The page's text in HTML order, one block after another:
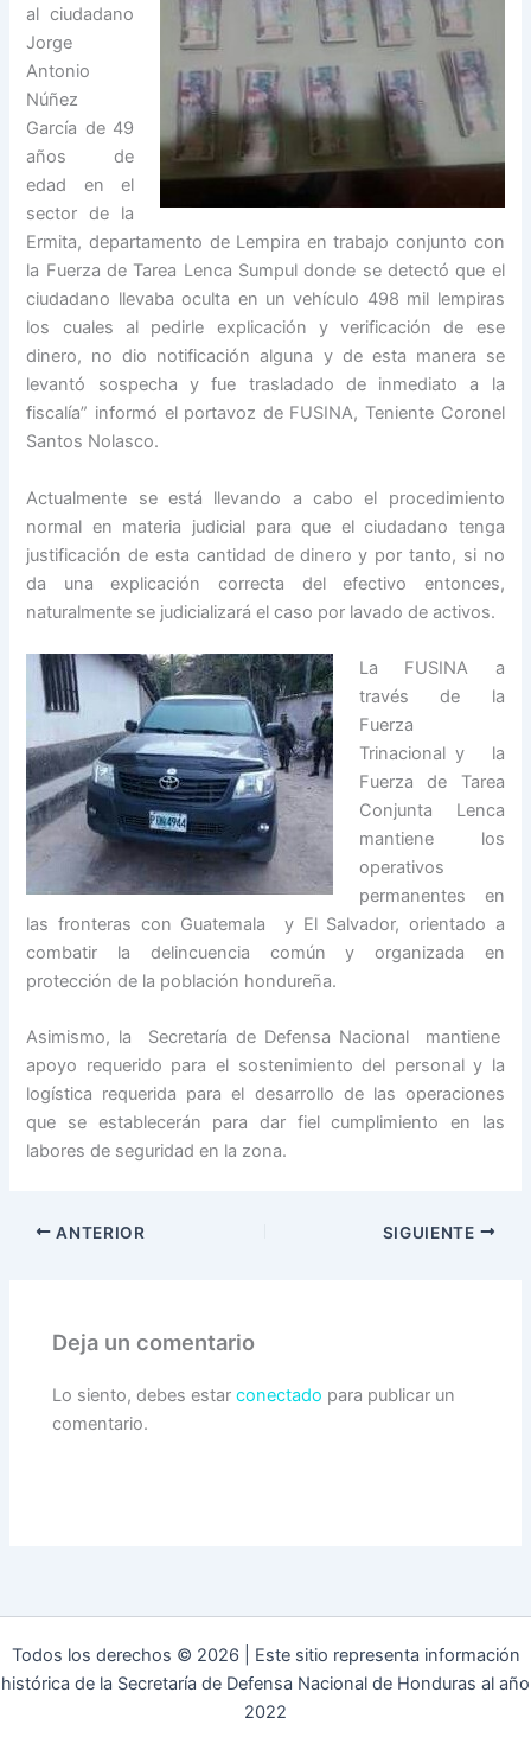
al ciudadano
Jorge
Antonio
Núñez
García de 49
años de
edad en el
sector de la
Ermita, departamento de Lempira en trabajo conjunto con
la Fuerza de Tarea Lenca Sumpul donde se detectó que el
ciudadano llevaba oculta en un vehículo 498 mil lempiras
los cuales al pedirle explicación y verificación de ese
dinero, no dio notificación alguna y de esta manera se
levantó sospecha y fue trasladado de inmediato a la
fiscalía” informó el portavoz de FUSINA, Teniente Coronel
Santos Nolasco.
Actualmente se está llevando a cabo el procedimiento
normal en materia judicial para que el ciudadano tenga
justificación de esta cantidad de dinero y por tanto, si no
da una explicación correcta del efectivo entonces,
naturalmente se judicializará el caso por lavado de activos.
La FUSINA a
través de la
Fuerza
Trinacional y la
Fuerza de Tarea
Conjunta Lenca
mantiene los
operativos
permanentes en
las fronteras con Guatemala y El Salvador, orientado a
combatir la delincuencia común y organizada en
protección de la población hondureña.
Asimismo, la Secretaría de Defensa Nacional mantiene
apoyo requerido para el sostenimiento del personal y la
logística requerida para el desarrollo de las operaciones
que se establecerán para dar fiel cumplimiento en las
labores de seguridad en la zona.
ANTERIOR SIGUIENTE
Deja un comentario
Lo siento, debes estarconectado para publicar un
comentario.
Todos los derechos © 2026 | Este sitio representa información
histórica de la Secretaría de Defensa Nacional de Honduras al año
2022